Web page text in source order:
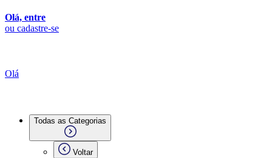
Olá, entre
ou cadastre-se
Olá
Todas as Categorias
Voltar